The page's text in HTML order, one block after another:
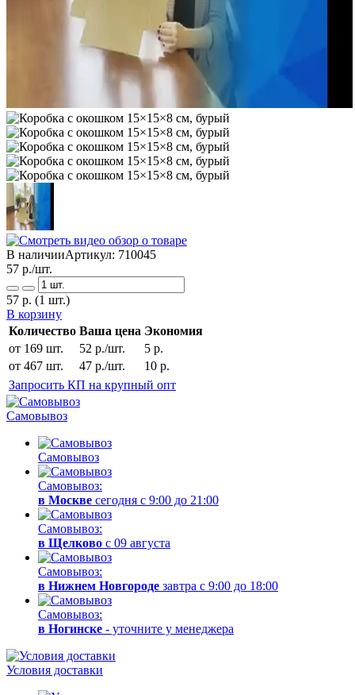
В наличииАртикул: 710045
57 р./шт.
57 р. (1 шт.)
В корзину
Количество Ваша цена Экономия
от 169 шт.
52 р./шт.
5 р.
от 467 шт.
47 р./шт.
10 р.
Запросить КП на крупный опт
Самовывоз
Самовывоз
Самовывоз:
в Москве сегодня с 9:00 до 21:00
Самовывоз:
в Щелково с 09 августа
Самовывоз:
в Нижнем Новгороде завтра с 9:00 до 18:00
Самовывоз:
в Ногинске - уточните у менеджера
Условия доставки